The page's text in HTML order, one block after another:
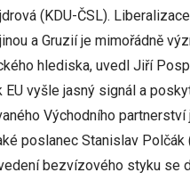
(KDU-ČSL).
a Gruzií je mimořádně
hlediska, uvedl Jiří
EU vyšle jasný signál a
Východního
poslanec Stanislav Polčák
bezvízového styku se